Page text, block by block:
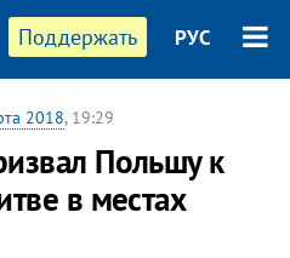
Поддержать РУС
2018, 19:29
Польшу к
в местах